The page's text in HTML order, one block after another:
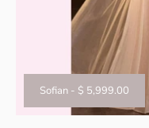
Sofian - $ 5,999.00